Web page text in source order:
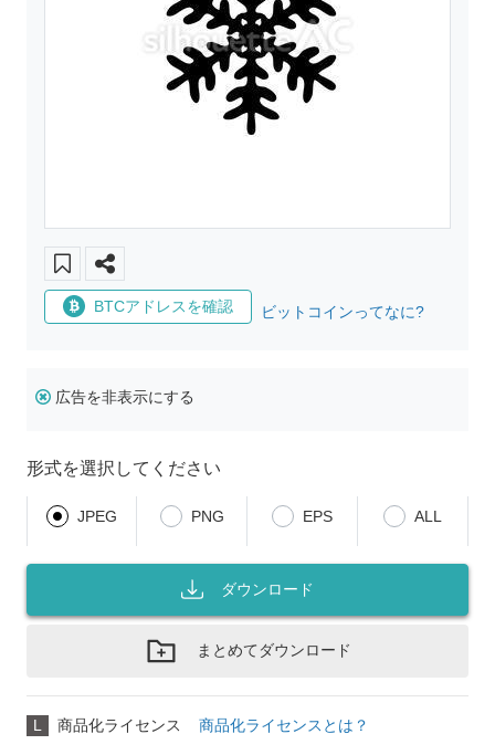
BTCアドレスを確認 ビットコインってなに?
広告を非表示にする
形式を選択してください
JPEG PNG EPS ALL
ダウンロード
まとめてダウンロード
L 商品化ライセンス 商品化ライセンスとは？